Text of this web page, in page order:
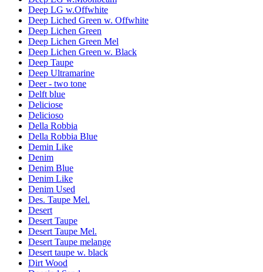
Deep LG w.Offwhite
Deep Liched Green w. Offwhite
Deep Lichen Green
Deep Lichen Green Mel
Deep Lichen Green w. Black
Deep Taupe
Deep Ultramarine
Deer - two tone
Delft blue
Deliciose
Delicioso
Della Robbia
Della Robbia Blue
Demin Like
Denim
Denim Blue
Denim Like
Denim Used
Des. Taupe Mel.
Desert
Desert Taupe
Desert Taupe Mel.
Desert Taupe melange
Desert taupe w. black
Dirt Wood